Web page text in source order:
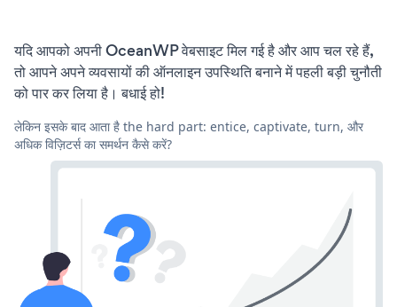
यदि आपको अपनी OceanWP वेबसाइट मिल गई है और आप चल रहे हैं,
तो आपने अपने व्यवसायों की ऑनलाइन उपस्थिति बनाने में पहली बड़ी चुनौती
को पार कर लिया है। बधाई हो!
लेकिन इसके बाद आता है the hard part: entice, captivate, turn, और
अधिक विज़िटर्स का समर्थन कैसे करें?